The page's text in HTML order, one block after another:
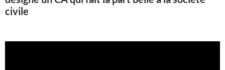
civile